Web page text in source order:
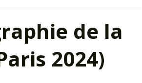
de la
2024)